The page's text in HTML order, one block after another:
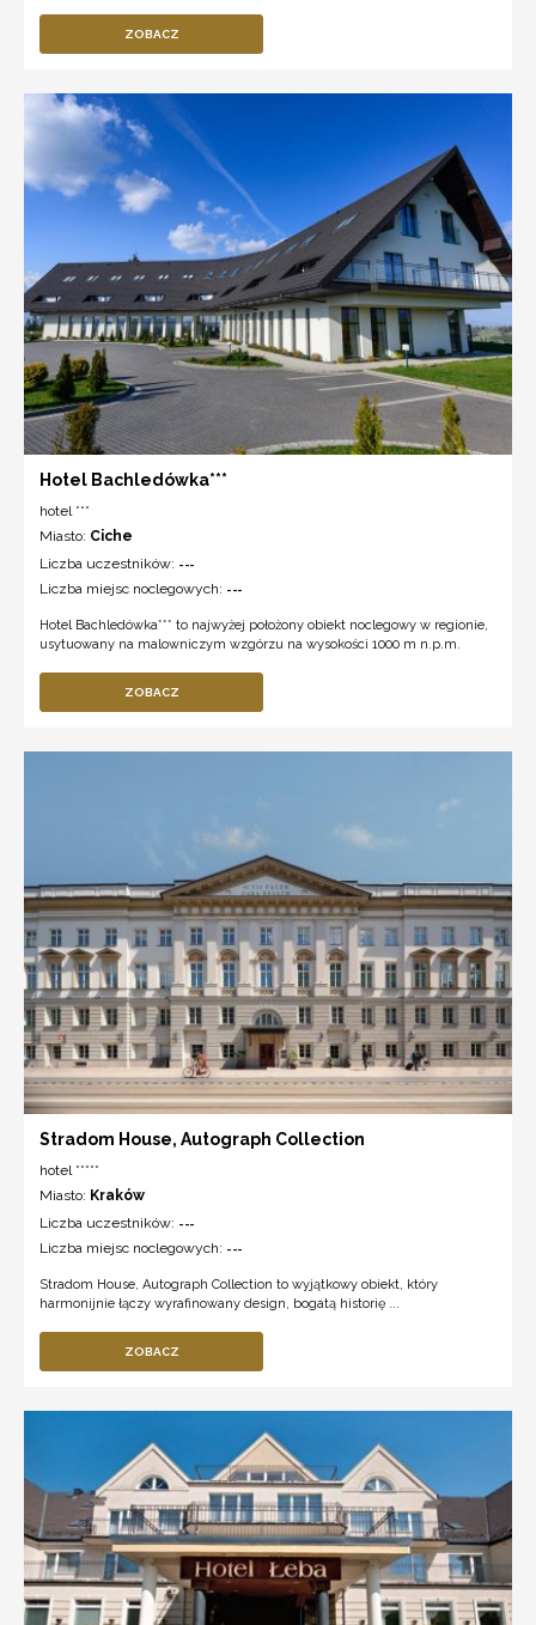
ZOBACZ
Hotel Bachledówka***
hotel ***
Miasto: Ciche
Liczba uczestników: ---
Liczba miejsc noclegowych: ---
Hotel Bachledówka*** to najwyżej położony obiekt noclegowy w regionie,
usytuowany na malowniczym wzgórzu na wysokości 1000 m n.p.m.
ZOBACZ
Stradom House, Autograph Collection
hotel *****
Miasto: Kraków
Liczba uczestników: ---
Liczba miejsc noclegowych: ---
Stradom House, Autograph Collection to wyjątkowy obiekt, który
harmonijnie łączy wyrafinowany design, bogatą historię ...
ZOBACZ